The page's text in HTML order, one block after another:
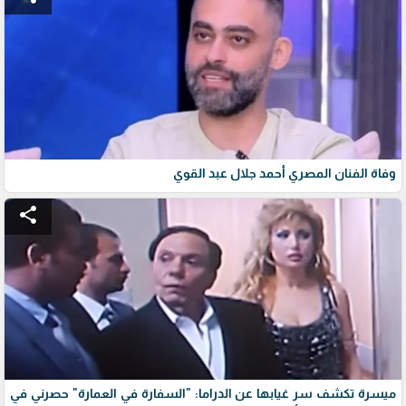
وفاة الفنان المصري أحمد جلال عبد القوي
share
ميسرة تكشف سر غيابها عن الدراما: "السفارة في العمارة" حصرني في